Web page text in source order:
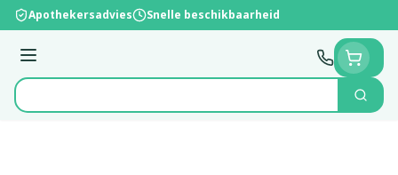
Ga naar de inhoud
Apothekersadvies Snelle beschikbaarheid
Menu
Product, merk, categorie...
Zoek